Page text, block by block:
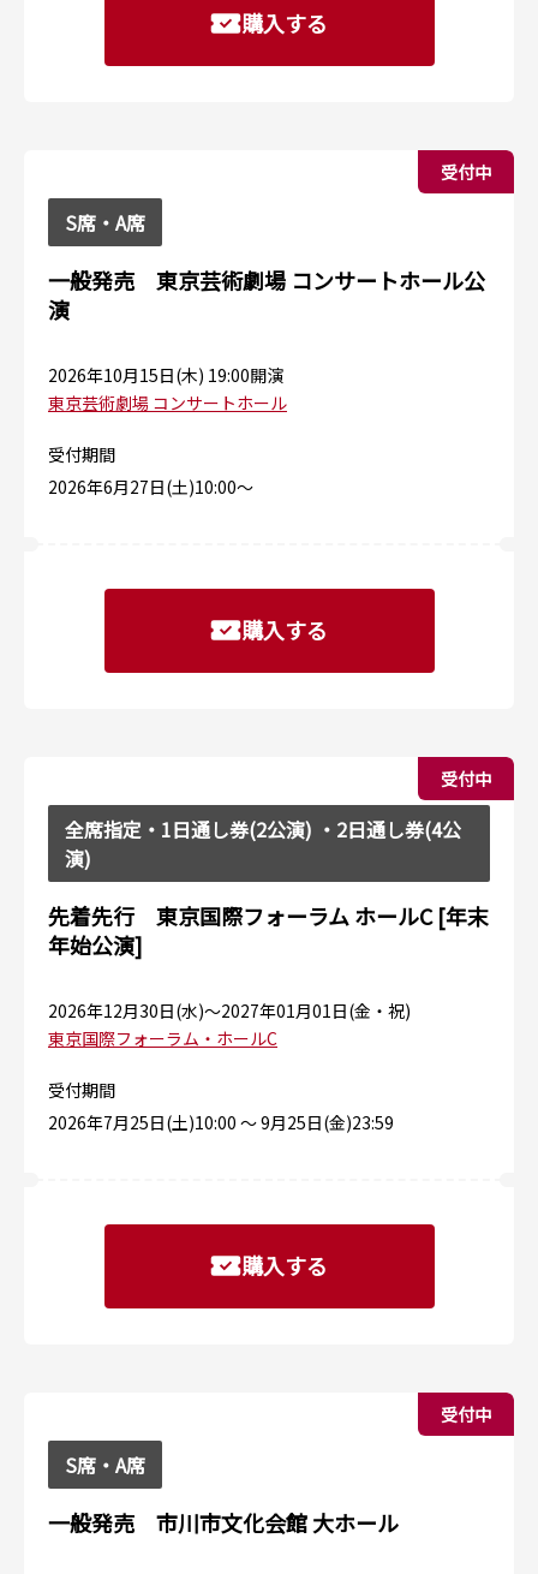
購入する
受付中
S席・A席
一般発売 東京芸術劇場 コンサートホール公
演
2026年10月15日(木) 19:00開演
東京芸術劇場 コンサートホール
受付期間
2026年6⽉27⽇(⼟)10:00〜
購入する
受付中
全席指定・1日通し券(2公演) ・2日通し券(4公
演)
先着先行 東京国際フォーラム ホールC [年末
年始公演]
2026年12月30日(水)〜2027年01月01日(金・祝)
東京国際フォーラム・ホールC
受付期間
2026年7月25日(土)10:00 〜 9月25日(金)23:59
購入する
受付中
S席・A席
一般発売 市川市文化会館 大ホール